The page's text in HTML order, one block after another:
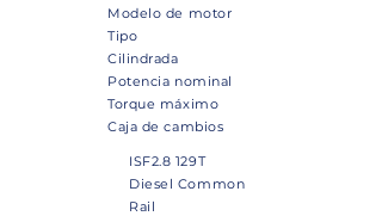
Modelo de motor
Tipo
Cilindrada
Potencia nominal
Torque máximo
Caja de cambios
ISF2.8 129T
Diesel Common
Rail